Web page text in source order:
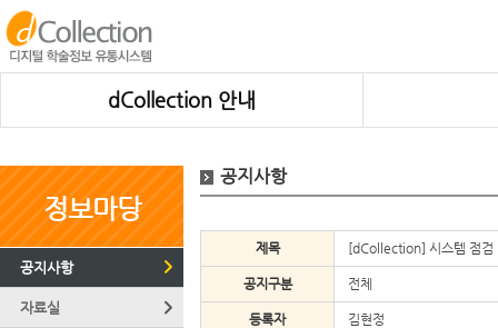
dCollection 안내
정보마당
공지사항
자료실
공지사항
제목 [dCollection] 시스템 점
공지구분 전체
등록자 김현정